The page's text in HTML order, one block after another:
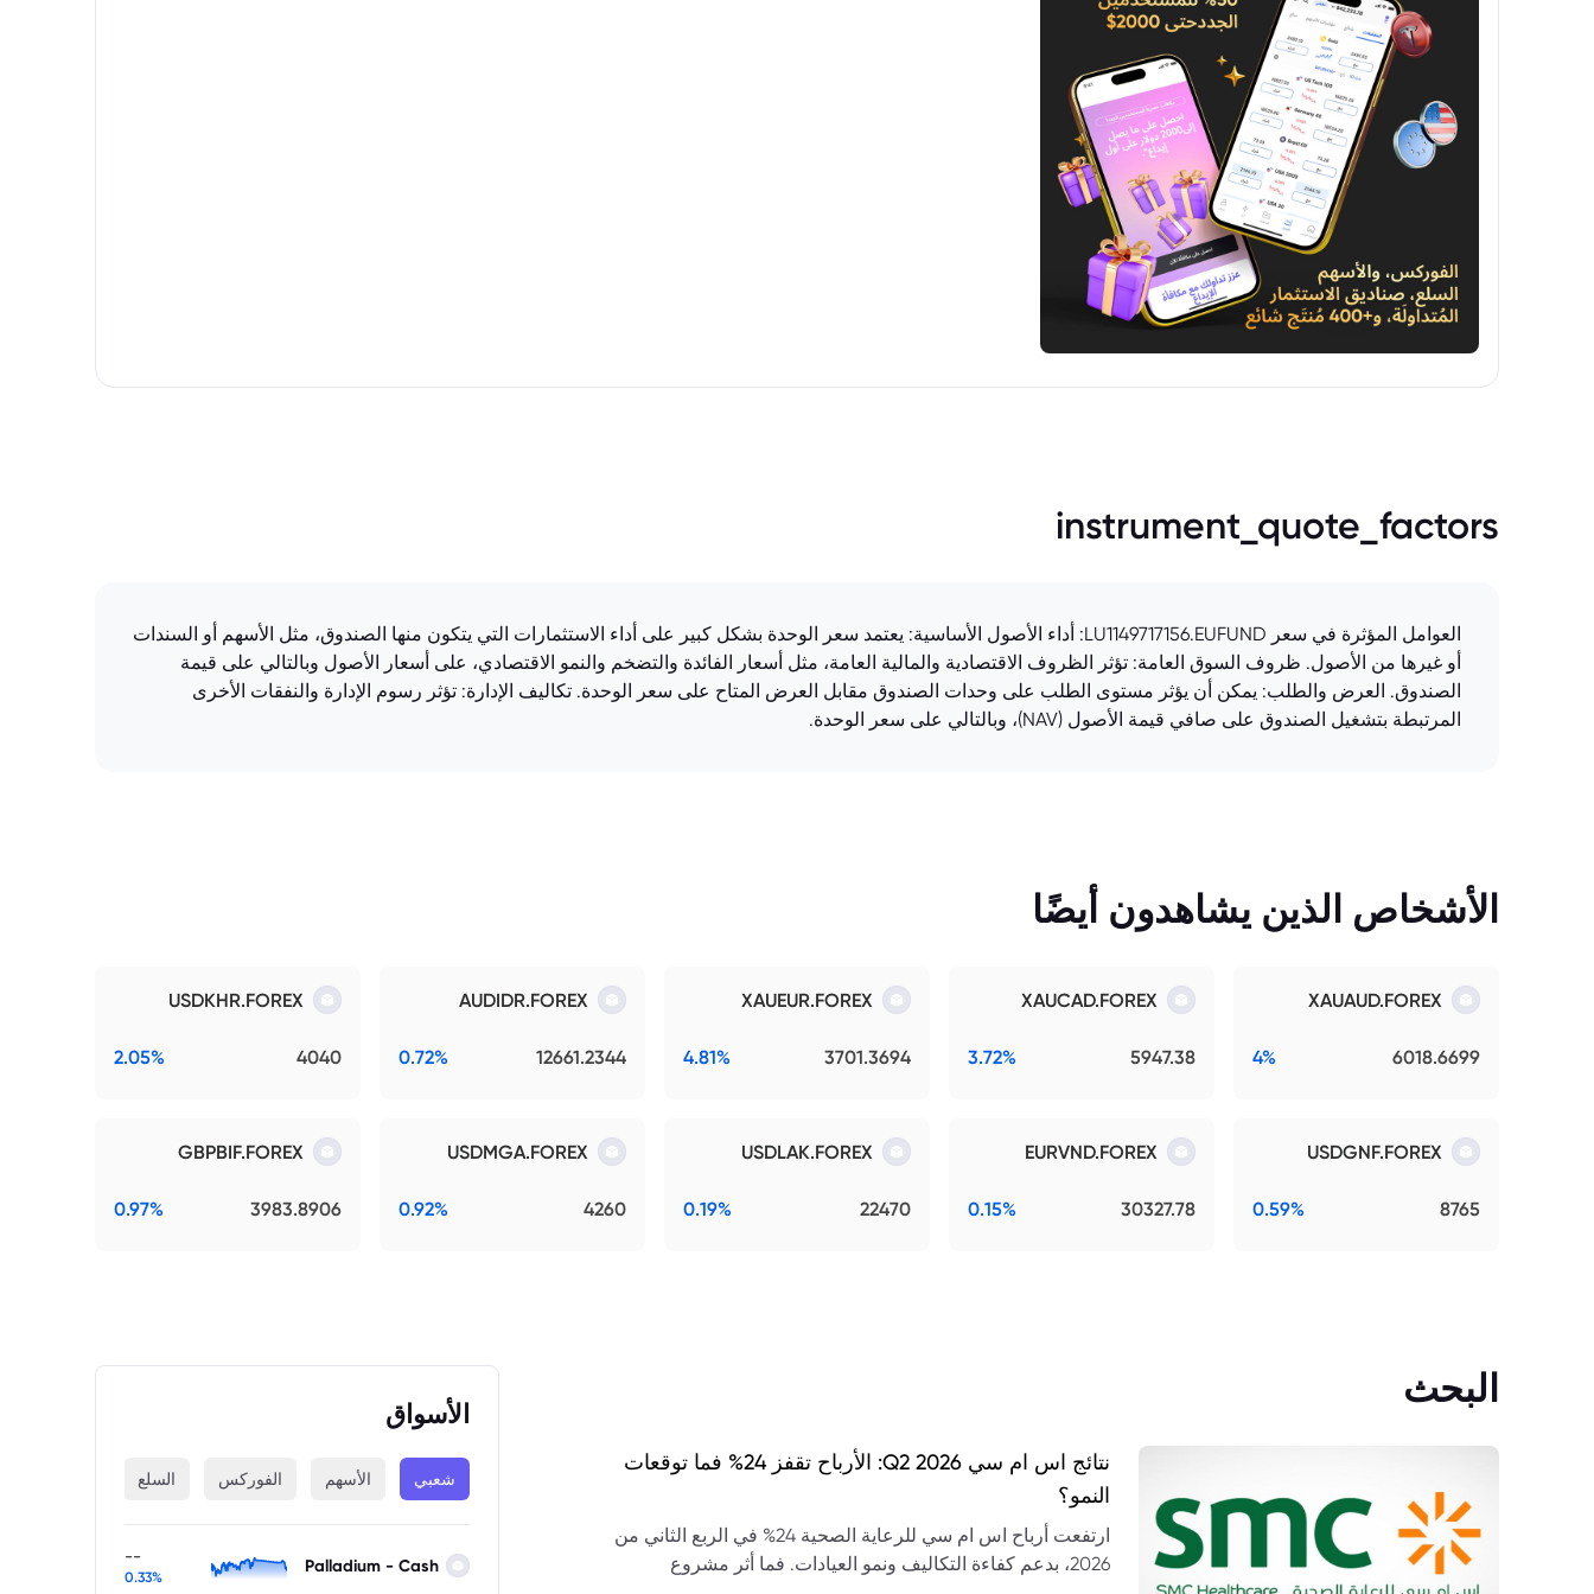
instrument_quote_factors
العوامل المؤثرة في سعر LU1149717156.EUFUND: أداء الأصول الأساسية: يعتمد سعر الوحدة بشكل كبير على أداء الاستثمارات التي يتكون منها الصندوق، مثل الأسهم أو السندات
أو غيرها من الأصول. ظروف السوق العامة: تؤثر الظروف الاقتصادية والمالية العامة، مثل أسعار الفائدة والتضخم والنمو الاقتصادي، على أسعار الأصول وبالتالي على قيمة
الصندوق. العرض والطلب: يمكن أن يؤثر مستوى الطلب على وحدات الصندوق مقابل العرض المتاح على سعر الوحدة. تكاليف الإدارة: تؤثر رسوم الإدارة والنفقات الأخرى
المرتبطة بتشغيل الصندوق على صافي قيمة الأصول (NAV)، وبالتالي على سعر الوحدة.
الأشخاص الذين يشاهدون أيضًا
XAUAUD.FOREX
6018.6699
4%
XAUCAD.FOREX
5947.38
3.72%
XAUEUR.FOREX
3701.3694
4.81%
AUDIDR.FOREX
12661.2344
0.72%
USDKHR.FOREX
4040
2.05%
USDGNF.FOREX
8765
0.59%
EURVND.FOREX
30327.78
0.15%
USDLAK.FOREX
22470
0.19%
USDMGA.FOREX
4260
0.92%
GBPBIF.FOREX
3983.8906
0.97%
البحث
نتائج اس ام سي Q2 2026: الأرباح تقفز 24% فما توقعات
النمو؟
ارتفعت أرباح اس ام سي للرعاية الصحية 24% في الربع الثاني من
2026، بدعم كفاءة التكاليف ونمو العيادات. فما أثر مشروع
الأسواق
شعبي الأسهم الفوركس السلع
Palladium - Cash
--
0.33%